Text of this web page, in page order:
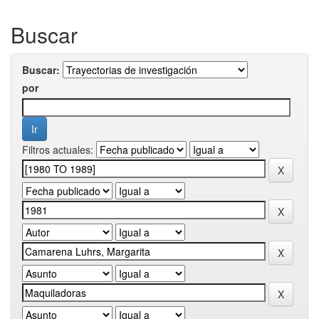
Buscar
Buscar:
por
Filtros actuales: